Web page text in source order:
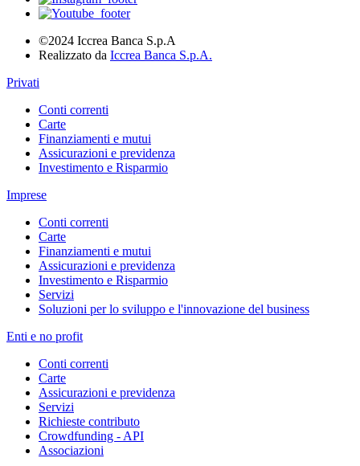
©2024 Iccrea Banca S.p.A
Realizzato da Iccrea Banca S.p.A.
Privati
Conti correnti
Carte
Finanziamenti e mutui
Assicurazioni e previdenza
Investimento e Risparmio
Imprese
Conti correnti
Carte
Finanziamenti e mutui
Assicurazioni e previdenza
Investimento e Risparmio
Servizi
Soluzioni per lo sviluppo e l'innovazione del business
Enti e no profit
Conti correnti
Carte
Assicurazioni e previdenza
Servizi
Richieste contributo
Crowdfunding - API
Associazioni